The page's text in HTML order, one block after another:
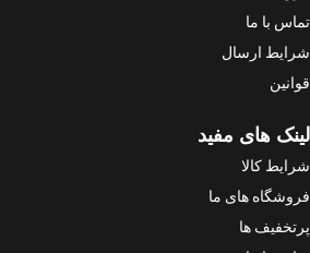
تماس با ما
شرایط ارسال
قوانین
لینک های مفید
شرایط کالا
فروشگاه های ما
پرتخفیف ها